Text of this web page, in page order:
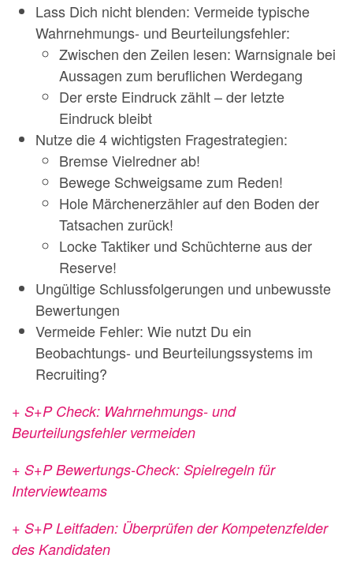
Lass Dich nicht blenden: Vermeide typische
Wahrnehmungs- und Beurteilungsfehler:
Zwischen den Zeilen lesen: Warnsignale bei
Aussagen zum beruflichen Werdegang
Der erste Eindruck zählt – der letzte
Eindruck bleibt
Nutze die 4 wichtigsten Fragestrategien:
Bremse Vielredner ab!
Bewege Schweigsame zum Reden!
Hole Märchenerzähler auf den Boden der
Tatsachen zurück!
Locke Taktiker und Schüchterne aus der
Reserve!
Ungültige Schlussfolgerungen und unbewusste
Bewertungen
Vermeide Fehler: Wie nutzt Du ein
Beobachtungs- und Beurteilungssystems im
Recruiting?
+ S+P Check: Wahrnehmungs- und
Beurteilungsfehler vermeiden
+ S+P Bewertungs-Check: Spielregeln für
Interviewteams
+ S+P Leitfaden: Überprüfen der Kompetenzfelder
des Kandidaten